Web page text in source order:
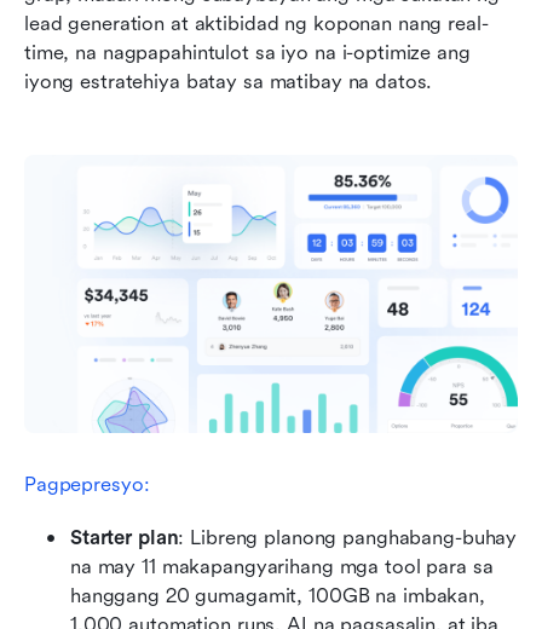
lead generation at aktibidad ng koponan nang real-
time, na nagpapahintulot sa iyo na i-optimize ang
iyong estratehiya batay sa matibay na datos.
Pagpepresyo:
Starter plan: Libreng planong panghabang-buhay
na may 11 makapangyarihang mga tool para sa
hanggang 20 gumagamit, 100GB na imbakan,
1,000 automation runs, AI na pagsasalin, at iba